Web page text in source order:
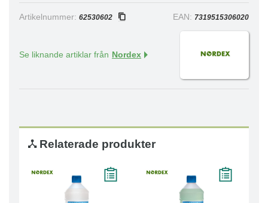
Artikelnummer: 62530602 EAN: 7319515306020
Se liknande artiklar från Nordex
Relaterade produkter